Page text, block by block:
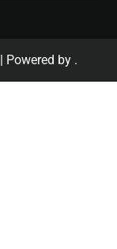
| Powered by .